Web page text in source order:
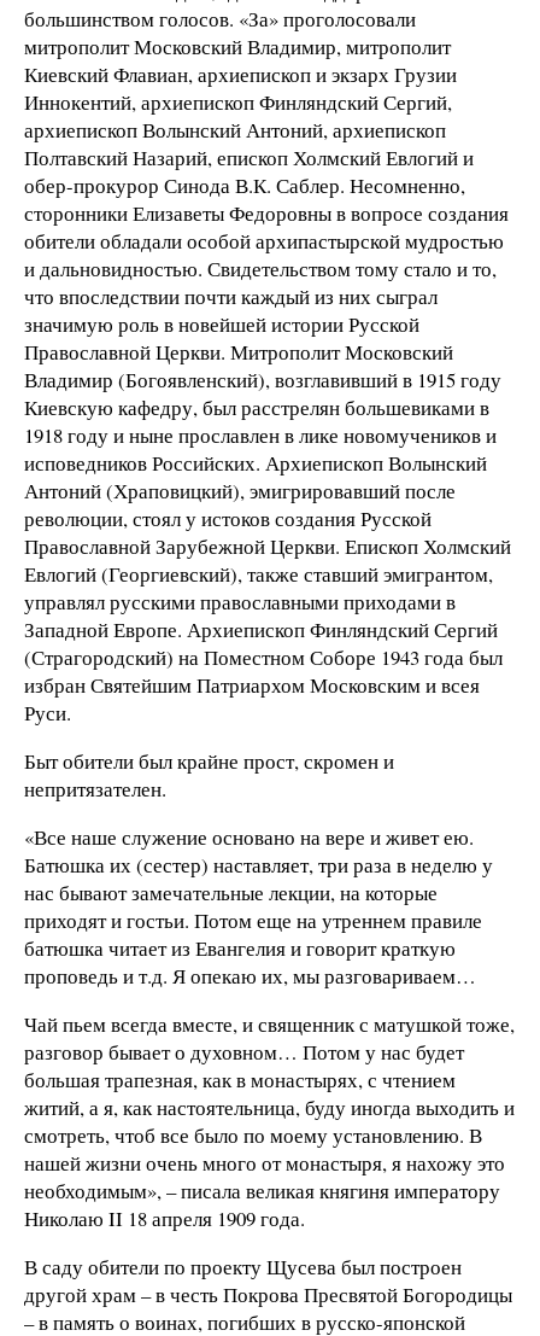
большинством голосов. «За» проголосовали
митрополит Московский Владимир, митрополит
Киевский Флавиан, архиепископ и экзарх Грузии
Иннокентий, архиепископ Финляндский Сергий,
архиепископ Волынский Антоний, архиепископ
Полтавский Назарий, епископ Холмский Евлогий и
обер-прокурор Синода В.К. Саблер. Несомненно,
сторонники Елизаветы Федоровны в вопросе создания
обители обладали особой архипастырской мудростью
и дальновидностью. Свидетельством тому стало и то,
что впоследствии почти каждый из них сыграл
значимую роль в новейшей истории Русской
Православной Церкви. Митрополит Московский
Владимир (Богоявленский), возглавивший в 1915 году
Киевскую кафедру, был расстрелян большевиками в
1918 году и ныне прославлен в лике новомучеников и
исповедников Российских. Архиепископ Волынский
Антоний (Храповицкий), эмигрировавший после
революции, стоял у истоков создания Русской
Православной Зарубежной Церкви. Епископ Холмский
Евлогий (Георгиевский), также ставший эмигрантом,
управлял русскими православными приходами в
Западной Европе. Архиепископ Финляндский Сергий
(Страгородский) на Поместном Соборе 1943 года был
избран Святейшим Патриархом Московским и всея
Руси.
Быт обители был крайне прост, скромен и
непритязателен.
«Все наше служение основано на вере и живет ею.
Батюшка их (сестер) наставляет, три раза в неделю у
нас бывают замечательные лекции, на которые
приходят и гостьи. Потом еще на утреннем правиле
батюшка читает из Евангелия и говорит краткую
проповедь и т.д. Я опекаю их, мы разговариваем…
Чай пьем всегда вместе, и священник с матушкой тоже,
разговор бывает о духовном… Потом у нас будет
большая трапезная, как в монастырях, с чтением
житий, а я, как настоятельница, буду иногда выходить и
смотреть, чтоб все было по моему установлению. В
нашей жизни очень много от монастыря, я нахожу это
необходимым», – писала великая княгиня императору
Николаю II 18 апреля 1909 года.
В саду обители по проекту Щусева был построен
другой храм – в честь Покрова Пресвятой Богородицы
– в память о воинах, погибших в русско-японской